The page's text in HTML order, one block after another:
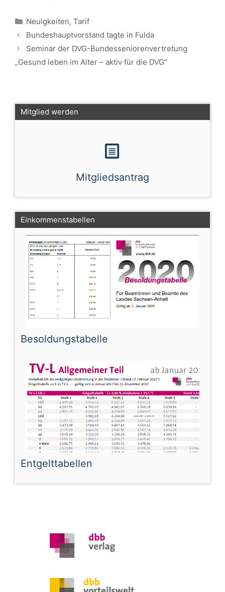
Kategorien
Neuigkeiten, Tarif
Bundeshauptvorstand tagte in Fulda
Seminar der DVG-Bundesseniorenvertretung
„Gesund leben im Alter – aktiv für die DVG“
Mitglied werden
Mitgliedsantrag
Einkommenstabellen
Besoldungstabelle
Entgelttabellen